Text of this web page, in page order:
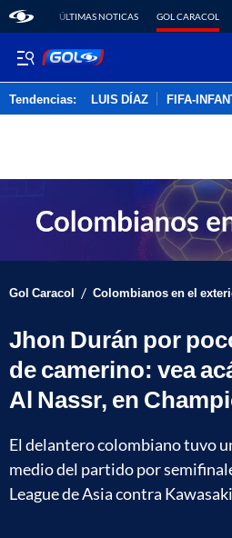
ÚLTIMAS NOTICAS GOL CARACOL
Tendencias: LUIS DÍAZ FIFA-
Gol Caracol / Colombianos en el
Jhon Durán por
de camerino: vea
Al Nassr, en
El delantero colombiano tuvo
medio del partido por
League de Asia contra